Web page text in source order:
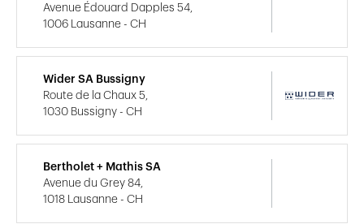
Avenue Édouard Dapples 54,
1006 Lausanne - CH
Wider SA Bussigny
Route de la Chaux 5,
1030 Bussigny - CH
Bertholet + Mathis SA
Avenue du Grey 84,
1018 Lausanne - CH